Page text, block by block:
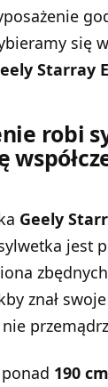
się
Starray
robi
Geely
jest
znał
190